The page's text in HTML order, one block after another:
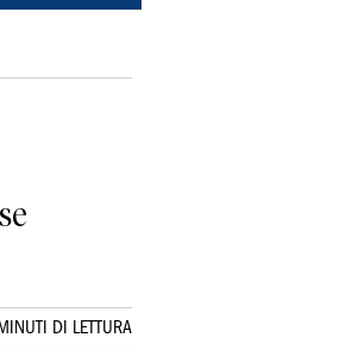
DI LETTURA